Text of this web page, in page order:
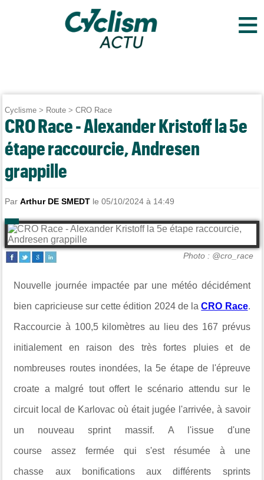
≡
Cyclisme > Route >CRO Race
CRO Race - Alexander Kristoff la 5e
étape raccourcie, Andresen
grappille
ParArthur DE SMEDT le 05/10/2024 à 14:49
Photo : @cro_race
Nouvelle journée impactée par une météo décidément
bien capricieuse sur cette édition 2024 de laCRO Race.
Raccourcie à 100,5 kilomètres au lieu des 167 prévus
initialement en raison des très fortes pluies et de
nombreuses routes inondées, la 5e étape de l'épreuve
croate a malgré tout offert le scénario attendu sur le
circuit local de Karlovac où était jugée l'arrivée, à savoir
un nouveau sprint massif. A l'issue d'une
course assez fermée qui s'est résumée à une
chasse aux bonifications aux différents sprints